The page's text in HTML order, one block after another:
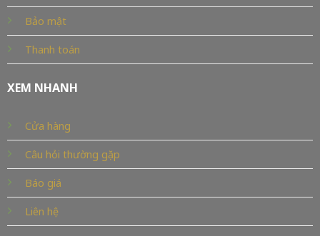
Bảo mật
Thanh toán
XEM NHANH
Cửa hàng
Câu hỏi thường gặp
Báo giá
Liên hệ